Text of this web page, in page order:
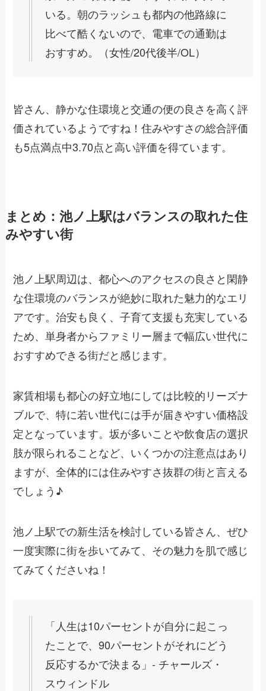
いる。朝のラッシュも都内の他路線に
比べて酷くないので、電車での通勤は
おすすめ。（女性/20代後半/OL）
皆さん、静かな住環境と交通の便の良さを高く評
価されているようですね！住みやすさの総合評価
も5点満点中3.70点と高い評価を得ています。
まとめ：池ノ上駅はバランスの取れた住
みやすい街
池ノ上駅周辺は、都心へのアクセスの良さと閑静
な住環境のバランスが絶妙に取れた魅力的なエリ
アです。治安も良く、子育て支援も充実している
ため、単身者からファミリー層まで幅広い世代に
おすすめできる街だと感じます。
家賃相場も都心の好立地にしては比較的リーズナ
ブルで、特に若い世代には手が届きやすい価格設
定となっています。坂が多いことや飲食店の選択
肢が限られることなど、いくつかの注意点はあり
ますが、全体的には住みやすさ抜群の街と言える
でしょう♪
池ノ上駅での新生活を検討している皆さん、ぜひ
一度実際に街を歩いてみて、その魅力を肌で感じ
てみてくださいね！
「人生は10パーセントが自分に起こっ
たことで、90パーセントがそれにどう
反応するかで決まる」- チャールズ・
スウィンドル